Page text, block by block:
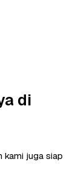
di
kami juga siap